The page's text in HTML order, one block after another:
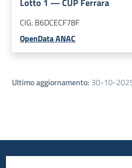
Lotto 1 —CUP Ferrara
CIG: B6DCECF78F
OpenData ANAC
Ultimo aggiornamento: 30-10-